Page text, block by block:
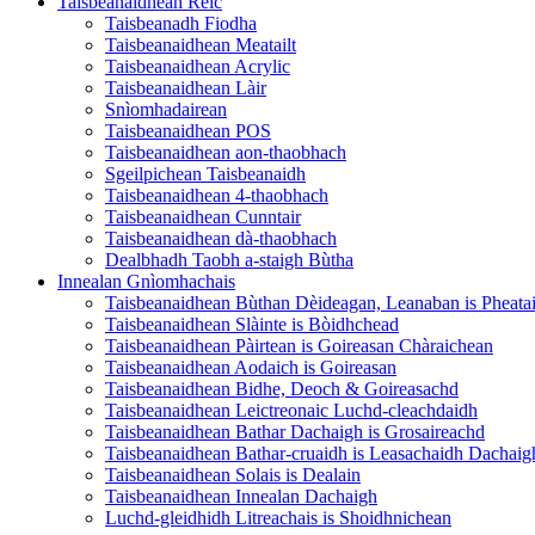
Taisbeanadh Fiodha
Taisbeanaidhean Meatailt
Taisbeanaidhean Acrylic
Taisbeanaidhean Làir
Snìomhadairean
Taisbeanaidhean POS
Taisbeanaidhean aon-thaobhach
Sgeilpichean Taisbeanaidh
Taisbeanaidhean 4-thaobhach
Taisbeanaidhean Cunntair
Taisbeanaidhean dà-thaobhach
Dealbhadh Taobh a-staigh Bùtha
Innealan Gnìomhachais
Taisbeanaidhean Bùthan Dèideagan, Leanaban is
Taisbeanaidhean Slàinte is Bòidhchead
Taisbeanaidhean Pàirtean is Goireasan Chàraichean
Taisbeanaidhean Aodaich is Goireasan
Taisbeanaidhean Bidhe, Deoch & Goireasachd
Taisbeanaidhean Leictreonaic Luchd-cleachdaidh
Taisbeanaidhean Bathar Dachaigh is Grosaireachd
Taisbeanaidhean Bathar-cruaidh is Leasachaidh
Taisbeanaidhean Solais is Dealain
Taisbeanaidhean Innealan Dachaigh
Luchd-gleidhidh Litreachais is Shoidhnichean